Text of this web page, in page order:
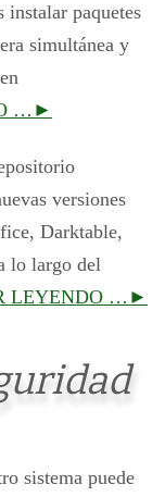
paquetes
simultánea y
…►
versiones
Darktable,
lo largo del
LEYENDO …►
sistema puede